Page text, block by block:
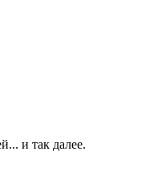
и так далее.